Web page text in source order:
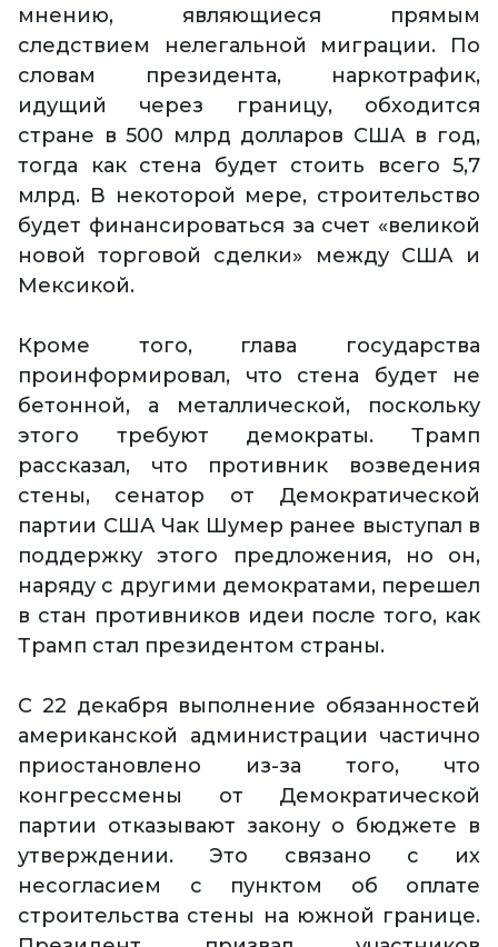
мнению, являющиеся прямым
следствием нелегальной миграции. По
словам президента, наркотрафик,
идущий через границу, обходится
стране в 500 млрд долларов США в год,
тогда как стена будет стоить всего 5,7
млрд. В некоторой мере, строительство
будет финансироваться за счет «великой
новой торговой сделки» между США и
Мексикой.
Кроме того, глава государства
проинформировал, что стена будет не
бетонной, а металлической, поскольку
этого требуют демократы. Трамп
рассказал, что противник возведения
стены, сенатор от Демократической
партии США Чак Шумер ранее выступал в
поддержку этого предложения, но он,
наряду с другими демократами, перешел
в стан противников идеи после того, как
Трамп стал президентом страны.
С 22 декабря выполнение обязанностей
американской администрации частично
приостановлено из-за того, что
конгрессмены от Демократической
партии отказывают закону о бюджете в
утверждении. Это связано с их
несогласием с пунктом об оплате
строительства стены на южной границе.